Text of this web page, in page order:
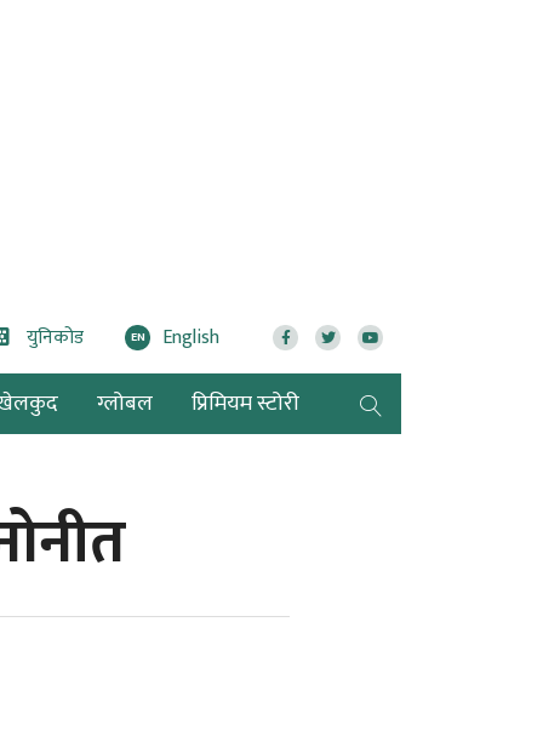
युनिकोड EN English
ग्लोबल प्रिमियम स्टोरी